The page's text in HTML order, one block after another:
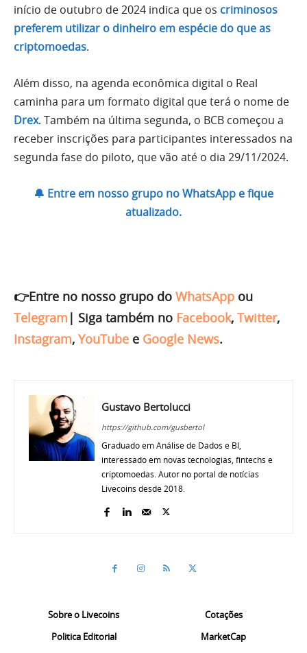
início de outubro de 2024 indica que os criminosos
preferem utilizar o dinheiro em espécie do que as
criptomoedas.
Além disso, na agenda econômica digital o Real
caminha para um formato digital que terá o nome de
Drex. Também na última segunda, o BCB começou a
receber inscrições para participantes interessados na
segunda fase do piloto, que vão até o dia 29/11/2024.
🔔 Entre em nosso grupo no WhatsApp e fique
atualizado.
👉Entre no nosso grupo do WhatsApp ou
Telegram | Siga também no Facebook, Twitter,
Instagram, YouTube e Google News.
Gustavo Bertolucci
https://github.com/gusbertol
Graduado em Análise de Dados e BI,
interessado em novas tecnologias, fintechs e
criptomoedas. Autor no portal de notícias
Livecoins desde 2018.
Sobre o Livecoins
Politica Editorial
Cotações
MarketCap